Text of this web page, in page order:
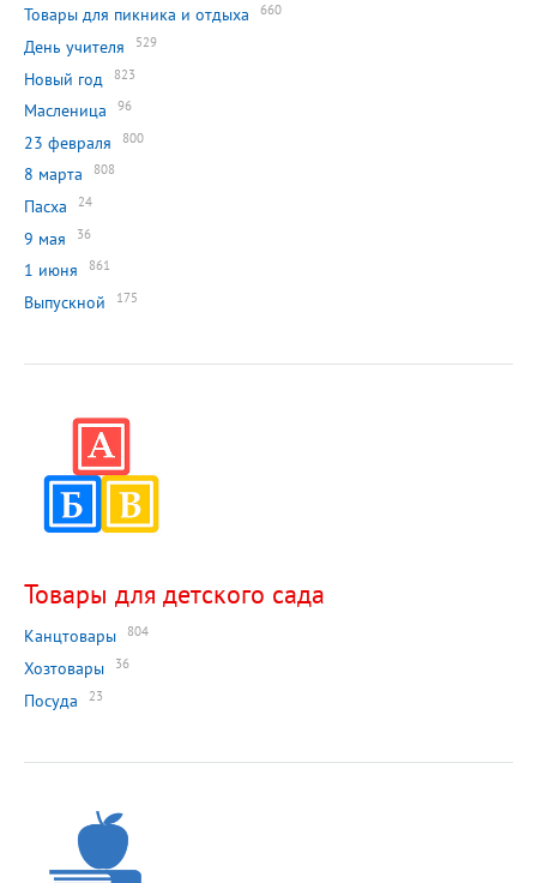
Товары для пикника и отдыха 660
День учителя 529
Новый год 823
Масленица 96
23 февраля 800
8 марта 808
Пасха 24
9 мая 36
1 июня 861
Выпускной 175
Товары для детского сада
Канцтовары 804
Хозтовары 36
Посуда 23